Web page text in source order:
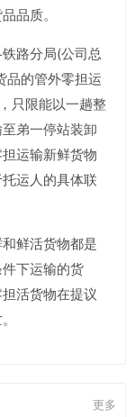
品质。
路分局(公司总
品的管外零担运
只限能以一趟整
弟一停站装卸
运输新鲜货物
运人的具体联
鲜活货物都是
下运输的货
活货物在提议
更多